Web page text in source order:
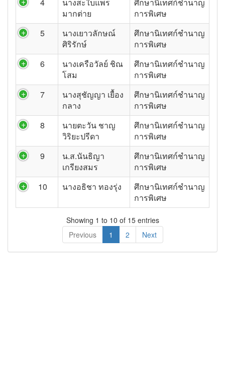
มากต่าย
การพิเศษ
5
นางเยาวลักษณ์
ศิริรักษ์
ศึกษานิเทศก์ชำนาญ
การพิเศษ
6
นางเครือวัลย์ ชิณ
โสม
ศึกษานิเทศก์ชำนาญ
การพิเศษ
7
นางสุชัญญา เยื้อง
กลาง
ศึกษานิเทศก์ชำนาญ
การพิเศษ
8
นายตะวัน ชาญ
วิริยะปรีดา
ศึกษานิเทศก์ชำนาญ
การพิเศษ
9
น.ส.นันธิญา
เกรียงสมร
ศึกษานิเทศก์ชำนาญ
การพิเศษ
10
นางอธิชา ทองรุ่ง
ศึกษานิเทศก์ชำนาญ
การพิเศษ
Showing 1 to 10 of 15 entries
Previous
1 2 Next